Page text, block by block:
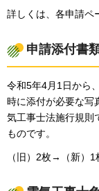
詳しくは、各申請ペ
申請添付書
令和5年4月1日から
時に添付が必要な写
気工事士法施行規則
ものです。
（旧）2枚→（新）1